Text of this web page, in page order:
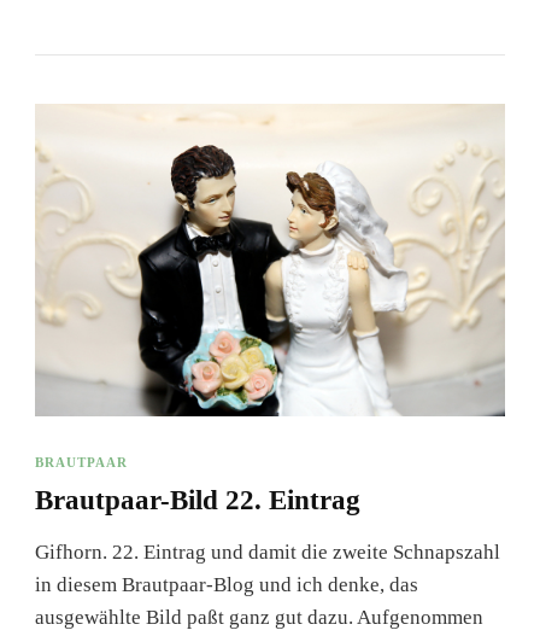
BRAUTPAAR
Brautpaar-Bild 22. Eintrag
Gifhorn. 22. Eintrag und damit die zweite Schnapszahl
in diesem Brautpaar-Blog und ich denke, das
ausgewählte Bild paßt ganz gut dazu. Aufgenommen